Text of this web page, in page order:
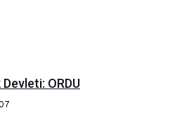
ORDU